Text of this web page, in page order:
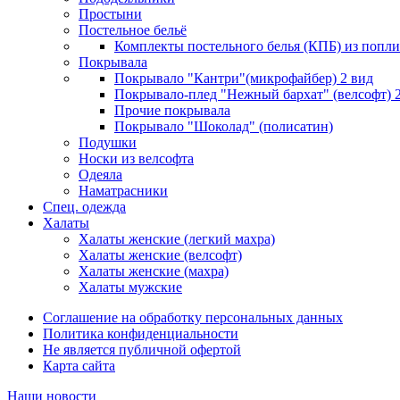
Простыни
Постельное бельё
Комплекты постельного белья (КПБ) из
Покрывала
Покрывало "Кантри"(микрофайбер) 2 вид
Покрывало-плед "Нежный бархат" (велсофт)
Прочие покрывала
Покрывало "Шоколад" (полисатин)
Подушки
Носки из велсофта
Одеяла
Наматрасники
Спец. одежда
Халаты
Халаты женские (легкий махра)
Халаты женские (велсофт)
Халаты женские (махра)
Халаты мужские
Соглашение на обработку персональных данных
Политика конфиденциальности
Не является публичной офертой
Карта сайта
Наши новости